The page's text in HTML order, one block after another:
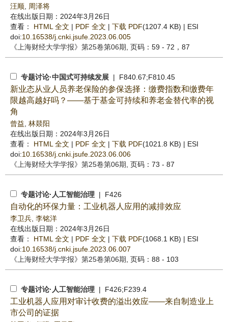
汪顺
周泽将
在线出版日期：2024年3月26日
查看： HTML 全文 | PDF 全文 | 下载 PDF(1207.4 KB) | ESI
doi:10.16538/j.cnki.jsufe.2023.06.005
《上海财经大学学报》 第25卷第06期 , 页码：59 - 72，87
专题讨论·中国式可持续发展 | F840.67;F810.45
新业态从业人员养老保险的参保选择：缴费指数和缴费年
限越高越好吗？——基于基金可持续和养老金替代率的视
角
曾益 林燚阳
在线出版日期：2024年3月26日
查看： HTML 全文 | PDF 全文 | 下载 PDF(1021.8 KB) | ESI
doi:10.16538/j.cnki.jsufe.2023.06.006
《上海财经大学学报》 第25卷第06期 , 页码：73 - 87
专题讨论·人工智能治理 | F426
自动化的环保力量：工业机器人应用的减排效应
李卫兵 李铭洋
在线出版日期：2024年3月26日
查看： HTML 全文 | PDF 全文 | 下载 PDF(1068.1 KB) | ESI
doi:10.16538/j.cnki.jsufe.2023.06.007
《上海财经大学学报》 第25卷第06期 , 页码：88 - 103
专题讨论·人工智能治理 | F426;F239.4
工业机器人应用对审计收费的溢出效应——来自制造业上
市公司的证据